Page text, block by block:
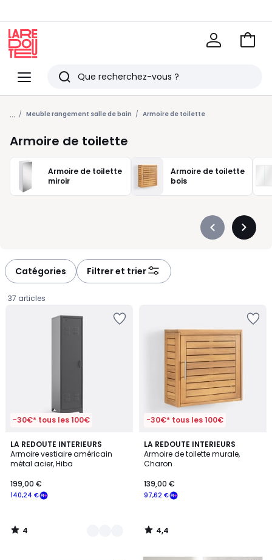
Menu
Redoute
Rechercher
Derniers
articles
vus
Voir
... Meuble rangement salle de bain Armoire de toilette
Armoire de toilette
Armoire de toilette
miroir
Armoire de toilette
bois
Précédent
Catégories Filtrer et trier
37 articles
-30€* tous les 100€
LA REDOUTE INTERIEURS
Armoire vestiaire américain
métal acier, Hiba
€
souscrivez
notre
programme
140,24 €
199,00 €
4
/
5
2
Couleurs
4
/
-30€* tous les 100€
LA REDOUTE INTERIEURS
Armoire de toilette murale,
Charon
97,62 €
139,00 €
4,4
/ 5
4,4
/